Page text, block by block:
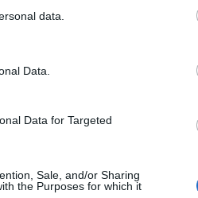
data.
Data.
Data for Targeted
Sale, and/or Sharing
the Purposes for which it
középkori kézirat
hogyan kerültek
és
Hatóság